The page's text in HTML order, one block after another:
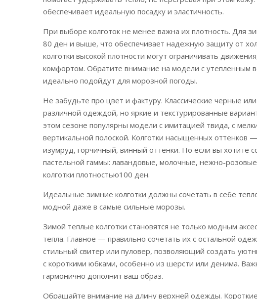
обеспечивает идеальную посадку и эластичность.
При выборе колготок не менее важна их плотность. Для
80 ден и выше, что обеспечивает надежную защиту от
колготки высокой плотности могут ограничивать
комфортом. Обратите внимание на модели с утепленным
идеально подойдут для морозной погоды.
Не забудьте про цвет и фактуру. Классические черные
различной одеждой, но яркие и текстурированные
этом сезоне популярны модели с имитацией твида, с
вертикальной полоской. Колготки насыщенных
изумруд, горчичный, винный оттенки. Но если вы хотите
пастельной гаммы: лавандовые, молочные, нежно-
колготки плотностью100 ден.
Идеальные зимние колготки должны сочетать в себе
модной даже в самые сильные морозы.
Зимой теплые колготки становятся не только модным
тепла. Главное — правильно сочетать их с остальной
стильный свитер или пуловер, позволяющий создать
с короткими юбками, особенно из шерсти или денима.
гармонично дополнит ваш образ.
Обращайте внимание на длину верхней одежды. Короткие